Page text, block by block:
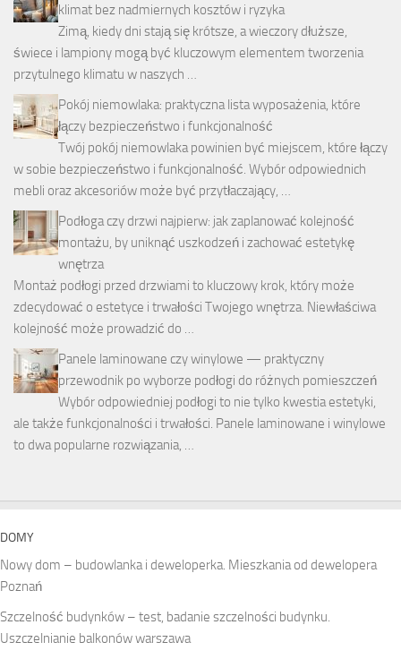
klimat bez nadmiernych kosztów i ryzyka
Zimą, kiedy dni stają się krótsze, a wieczory dłuższe,
świece i lampiony mogą być kluczowym elementem tworzenia
przytulnego klimatu w naszych …
Pokój niemowlaka: praktyczna lista wyposażenia, które
łączy bezpieczeństwo i funkcjonalność
Twój pokój niemowlaka powinien być miejscem, które łączy
w sobie bezpieczeństwo i funkcjonalność. Wybór odpowiednich
mebli oraz akcesoriów może być przytłaczający, …
Podłoga czy drzwi najpierw: jak zaplanować kolejność
montażu, by uniknąć uszkodzeń i zachować estetykę
wnętrza
Montaż podłogi przed drzwiami to kluczowy krok, który może
zdecydować o estetyce i trwałości Twojego wnętrza. Niewłaściwa
kolejność może prowadzić do …
Panele laminowane czy winylowe — praktyczny
przewodnik po wyborze podłogi do różnych pomieszczeń
Wybór odpowiedniej podłogi to nie tylko kwestia estetyki,
ale także funkcjonalności i trwałości. Panele laminowane i winylowe
to dwa popularne rozwiązania, …
DOMY
Nowy dom – budowlanka i deweloperka. Mieszkania od dewelopera
Poznań
Szczelność budynków – test, badanie szczelności budynku.
Uszczelnianie balkonów warszawa